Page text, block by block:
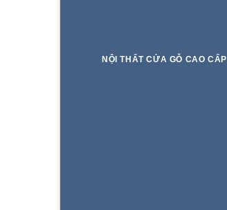
NỘI THẤT CỬA GỖ CAO CẤP